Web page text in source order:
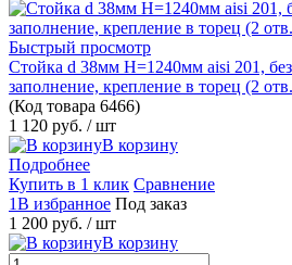
Быстрый просмотр
Стойка d 38мм H=1240мм aisi 201,
заполнение, крепление в торец (2
(Код товара 6466)
1 120 руб. / шт
В корзину
Подробнее
Купить в 1 клик Сравнение
1В избранное Под заказ
1 200 руб. / шт
В корзину